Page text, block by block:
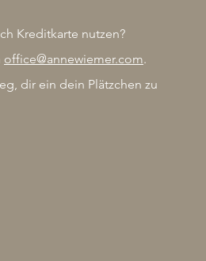
Kreditkarte nutzen?
office@annewiemer.com.
dir ein dein Plätzchen zu